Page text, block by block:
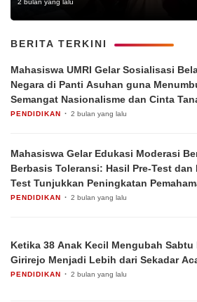
2 bulan yang lalu
BERITA TERKINI
Mahasiswa UMRI Gelar Sosialisasi
Negara di Panti Asuhan guna
Semangat Nasionalisme dan Cinta
PENDIDIKAN 2 bulan yang lalu
Mahasiswa Gelar Edukasi Moderasi
Berbasis Toleransi: Hasil Pre-Test dan
Test Tunjukkan Peningkatan
Siswa
PENDIDIKAN 2 bulan yang lalu
Ketika 38 Anak Kecil Mengubah Sabtu
Girirejo Menjadi Lebih dari Sekadar
PENDIDIKAN 2 bulan yang lalu